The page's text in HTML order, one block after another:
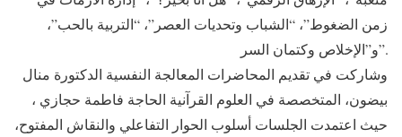
زمن الضغوط”، “الشباب وتحديات العصر”، “التربية بالحب”،
و”الإخلاص وكتمان السر”.
وشاركت في تقديم المحاضرات المعالجة النفسية الدكتورة منال
بيضون، المتخصصة في العلوم القرآنية الحاجة فاطمة حجازي ،
حيث اعتمدت الجلسات أسلوب الحوار التفاعلي والنقاش المفتوح،